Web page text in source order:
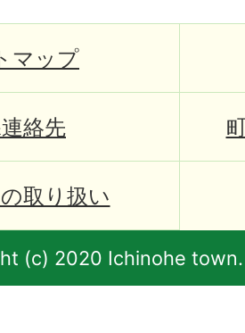
マップ
絡先
取り扱い
(c) 2020 Ichinohe